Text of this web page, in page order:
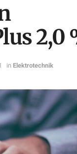
2,0
in Elektrotechnik